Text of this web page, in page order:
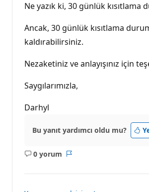
Ne yazık ki, 30 günlük
Ancak, 30 günlük kısıtlama
kaldırabilirsiniz.
Nezaketiniz ve anlayışınız için
Saygılarımızla,
Darhyl
Bu yanıt yardımcı oldu mu?
0 yorum
Açıklama